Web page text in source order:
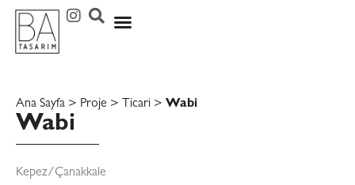
Ana Sayfa > Proje > Ticari > Wabi
Wabi
Kepez/Çanakkale